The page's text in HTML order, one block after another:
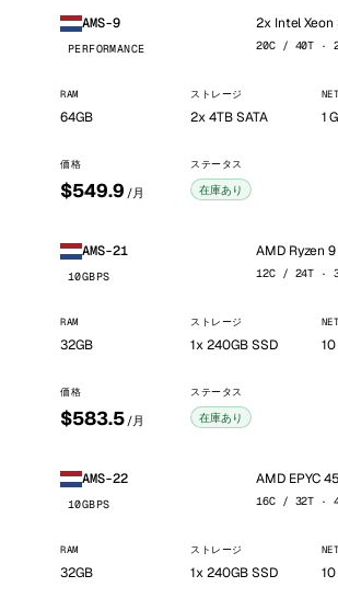
AMS-9
PERFORMANCE
2x Intel Xeon
20C / 40T ·
RAM
64GB
ストレージ
2x 4TB SATA 1
価格
$549.9 /月
ステータス
在庫あり
AMS-21
10GBPS
AMD Ryzen
12C / 24T ·
RAM
32GB
ストレージ
1x 240GB SSD
価格
$583.5 /月
ステータス
在庫あり
AMS-22
10GBPS
AMD EPYC
16C / 32T ·
RAM
32GB
ストレージ
1x 240GB SSD